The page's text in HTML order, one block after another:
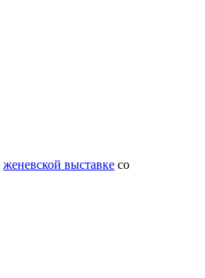
женевской выставке со